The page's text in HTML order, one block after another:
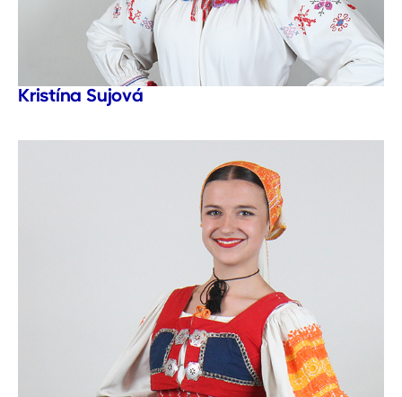
Kristína Sujová